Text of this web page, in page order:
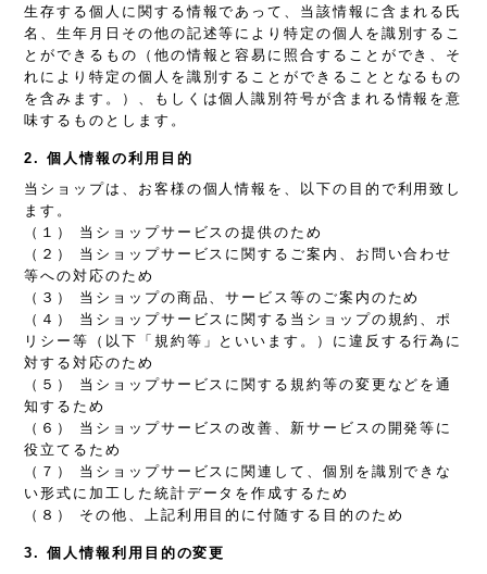
生存する個人に関する情報であって、当該情報に含まれる氏
名、生年月日その他の記述等により特定の個人を識別するこ
とができるもの（他の情報と容易に照合することができ、そ
れにより特定の個人を識別することができることとなるもの
を含みます。）、もしくは個人識別符号が含まれる情報を意
味するものとします。
2. 個人情報の利用目的
当ショップは、お客様の個人情報を、以下の目的で利用致し
ます。
（１） 当ショップサービスの提供のため
（２） 当ショップサービスに関するご案内、お問い合わせ
等への対応のため
（３） 当ショップの商品、サービス等のご案内のため
（４） 当ショップサービスに関する当ショップの規約、ポ
リシー等（以下「規約等」といいます。）に違反する行為に
対する対応のため
（５） 当ショップサービスに関する規約等の変更などを通
知するため
（６） 当ショップサービスの改善、新サービスの開発等に
役立てるため
（７） 当ショップサービスに関連して、個別を識別できな
い形式に加工した統計データを作成するため
（８） その他、上記利用目的に付随する目的のため
3. 個人情報利用目的の変更